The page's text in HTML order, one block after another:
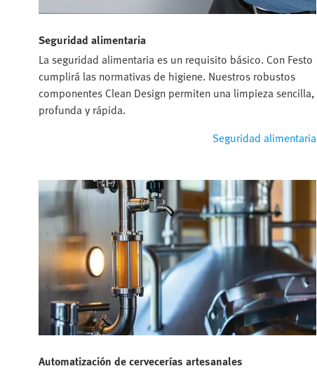
Seguridad alimentaria
La seguridad alimentaria es un requisito básico. Con Festo
cumplirá las normativas de higiene. Nuestros robustos
componentes Clean Design permiten una limpieza sencilla,
profunda y rápida.
Seguridad alimentaria
Automatización de cervecerías artesanales